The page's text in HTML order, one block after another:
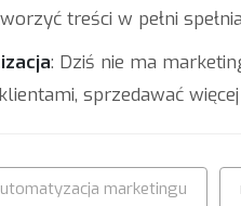
treści w pełni
: Dziś nie ma
sprzedawać
marketingu